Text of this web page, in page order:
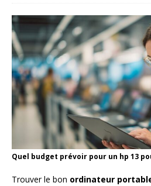
Quel budget prévoir pour un hp 13
Trouver le bon ordinateur